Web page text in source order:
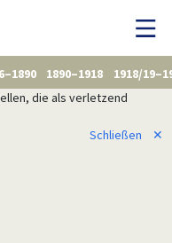
1890–1918
1918/
die als verletzend
Schließen
✕